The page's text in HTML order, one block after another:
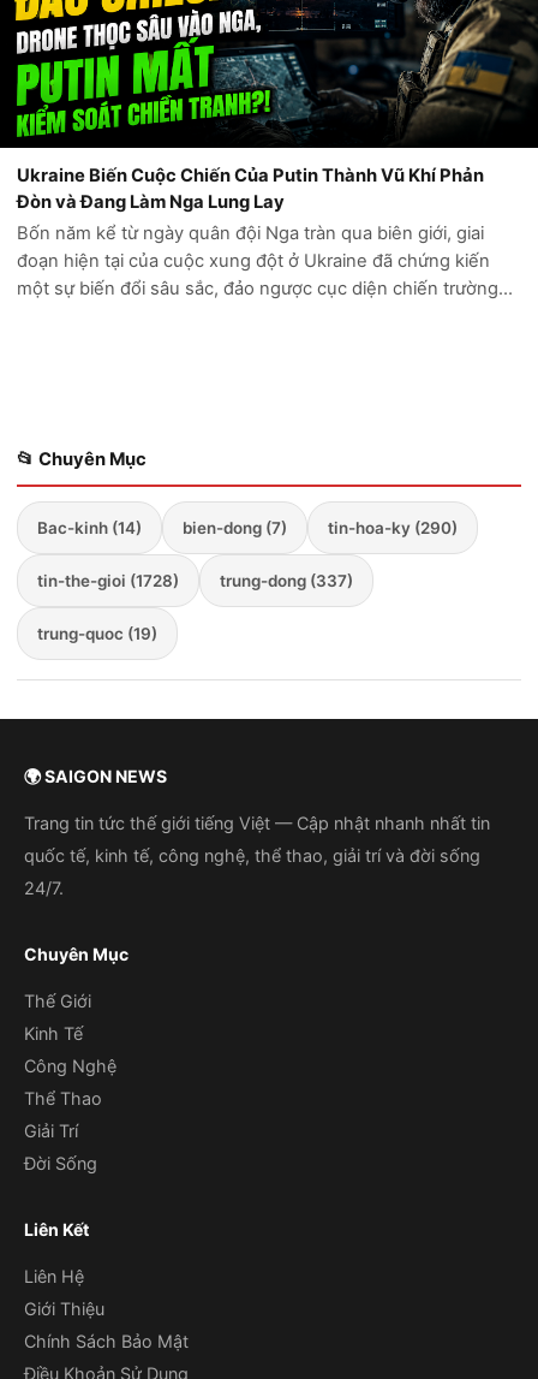
Ukraine Biến Cuộc Chiến Của Putin Thành Vũ Khí Phản
Đòn và Đang Làm Nga Lung Lay
Bốn năm kể từ ngày quân đội Nga tràn qua biên giới, giai
đoạn hiện tại của cuộc xung đột ở Ukraine đã chứng kiến
một sự biến đổi sâu sắc, đảo ngược cục diện chiến trường
📂 Chuyên Mục
Bac-kinh (14) bien-dong (7) tin-hoa-ky (290)
tin-the-gioi (1728) trung-dong (337)
trung-quoc (19)
🌍 SAIGON NEWS
Trang tin tức thế giới tiếng Việt — Cập nhật nhanh nhất tin
quốc tế, kinh tế, công nghệ, thể thao, giải trí và đời sống
24/7.
Chuyên Mục
Thế Giới
Kinh Tế
Công Nghệ
Thể Thao
Giải Trí
Đời Sống
Liên Kết
Liên Hệ
Giới Thiệu
Chính Sách Bảo Mật
Điều Khoản Sử Dụng